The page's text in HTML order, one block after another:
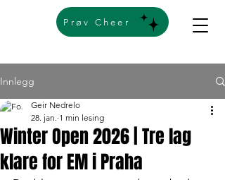
Prøv Cheer
Innlegg
Winter Open 2026 | Tre lag
klare for EM i Praha
Geir Nedrelo
28. jan. 1 min lesing